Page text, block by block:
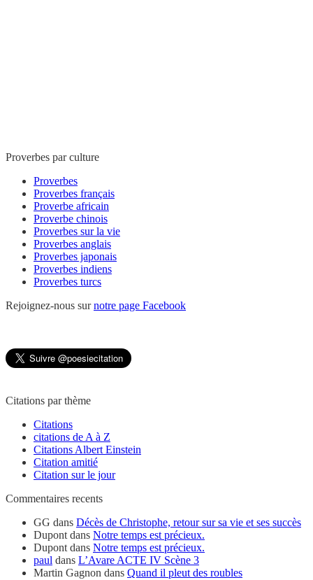
Proverbes par culture
Proverbes
Proverbes français
Proverbe africain
Proverbe chinois
Proverbes sur la vie
Proverbes anglais
Proverbes japonais
Proverbes indiens
Proverbes turcs
Rejoignez-nous surnotre page Facebook
Citations par thème
Citations
citations de A à Z
Citations Albert Einstein
Citation amitié
Citation sur le jour
Commentaires recents
GG dans Décès de Christophe, retour sur sa vie et ses succès
Dupont dans Notre temps est précieux.
Dupont dans Notre temps est précieux.
paul dans L’Avare ACTE IV Scène 3
Martin Gagnon dans Quand il pleut des roubles